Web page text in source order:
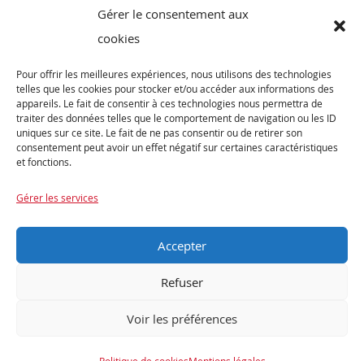
Gérer le consentement aux
cookies
Pour offrir les meilleures expériences, nous utilisons des technologies
telles que les cookies pour stocker et/ou accéder aux informations des
appareils. Le fait de consentir à ces technologies nous permettra de
traiter des données telles que le comportement de navigation ou les ID
uniques sur ce site. Le fait de ne pas consentir ou de retirer son
consentement peut avoir un effet négatif sur certaines caractéristiques
et fonctions.
Gérer les services
Accepter
Refuser
Voir les préférences
Occasions
ABONNEZ-VOUS
Recevez notre newsletter et tenez vous informés de nos dernières offres et